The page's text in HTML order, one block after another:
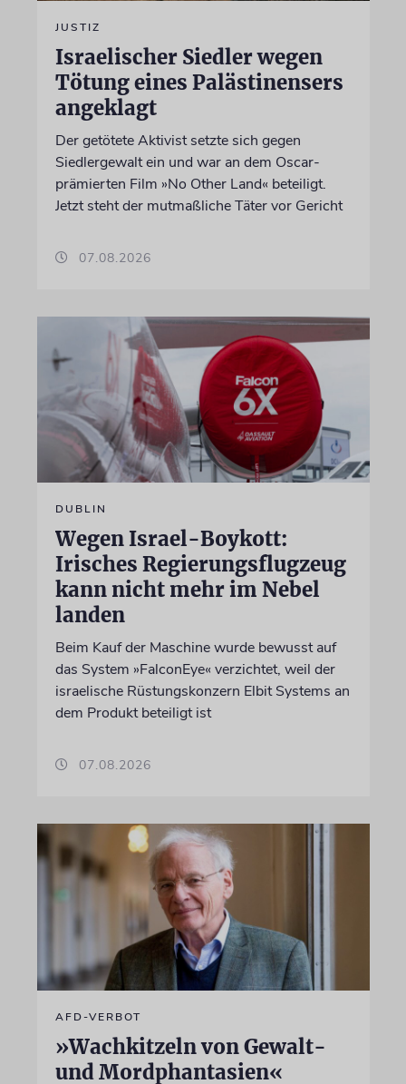
JUSTIZ
Israelischer Siedler wegen
Tötung eines Palästinensers
angeklagt
Der getötete Aktivist setzte sich gegen
Siedlergewalt ein und war an dem Oscar-
prämierten Film »No Other Land« beteiligt.
Jetzt steht der mutmaßliche Täter vor Gericht
07.08.2026
DUBLIN
Wegen Israel-Boykott:
Irisches Regierungsflugzeug
kann nicht mehr im Nebel
landen
Beim Kauf der Maschine wurde bewusst auf
das System »FalconEye« verzichtet, weil der
israelische Rüstungskonzern Elbit Systems an
dem Produkt beteiligt ist
07.08.2026
AFD-VERBOT
»Wachkitzeln von Gewalt-
und Mordphantasien«